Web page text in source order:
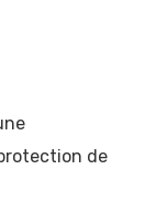
de